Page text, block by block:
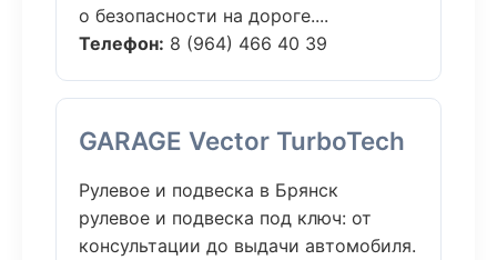
о безопасности на дороге....
Телефон: 8 (964) 466 40 39
GARAGE Vector TurboTech
Рулевое и подвеска в Брянск
рулевое и подвеска под ключ: от
консультации до выдачи автомобиля.